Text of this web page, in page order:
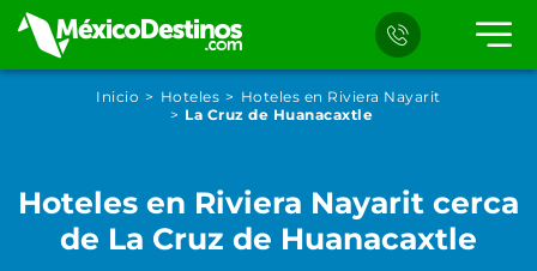
Inicio Hoteles
Hoteles en Riviera Nayarit
La Cruz de Huanacaxtle
Hoteles en Riviera Nayarit cerca
de La Cruz de Huanacaxtle